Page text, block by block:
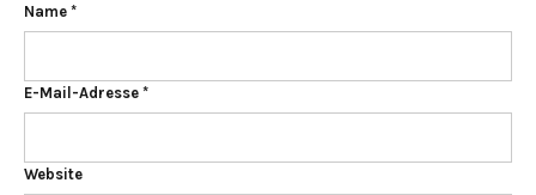
Name *
E-Mail-Adresse *
Website